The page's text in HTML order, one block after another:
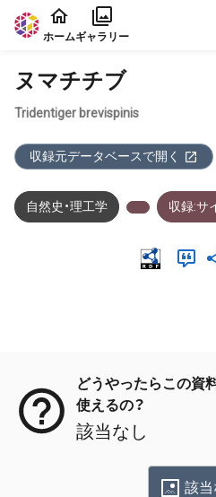
本文に飛ぶ
ホームギャラリー
ヌマチチブ
Tridentiger brevispinis
収録元データベースで開く
自然史・理工学 収録:サ
どうやったらこの資
使えるの？
該当なし
該当